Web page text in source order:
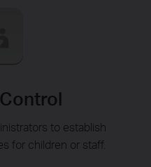
to establish
for children or staff.